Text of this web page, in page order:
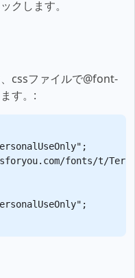
クします。
cssファイルで@font-
す。:
fonts/t/